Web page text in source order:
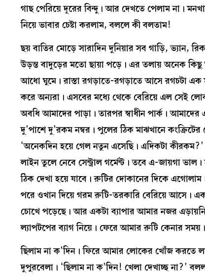
গাছ পেরিয়ে দূরের বিন্দু। আর দেখতে পেলাম না।
নিয়ে ভাবার চেষ্টা করলাম, বললে কী বলতাম!
ছয় বাতির মোড়ে সারাদিন দুনিয়ার সব গাড়ি, ভ্যান,
উড়ন্ত বাদুড়ের মতো ছায়া পড়ে। এর তলায় অনেক কিছু
আধো ঘুমে। রাস্তা রগড়াতে-রগড়াতে আসে রগচটা এক
করে অন্যরা। এসবের মধ্যে থেকে বেরিয়ে এল সেই
অবধি আমাদের পাড়া। তারপর স্বাধীন পার্ক।
দু’পাশে দু’রকম নম্বর। পুলের ঠিক মাঝখানে
‘অনেকদিন হয়ে গেল নতুন এসেছি। এদিকটা
লাইন তুলে নেবে সেন্ট্রাল গর্মেন্ট। তবে এ-জায়গা
ঠিক দেখা হয়ে যাবে। রুটির দোকানের দিকে
পরে ওখান দিয়ে গরম রুটি-তরকারি বেরিয়ে আসে।
চোখে পড়েছে। আর একটা ব্যাপার আমার নজর
ল্যাপটপের ব্যাগ নিয়ে। ফেরে আমার রুটি কেনার
ছিলাম না ক’দিন। ফিরে আমার লোকের খোঁজ করতে
দুপুরবেলা। ‘ছিলাম না ক’দিন! খেলা দেখাচ্ছ না?’